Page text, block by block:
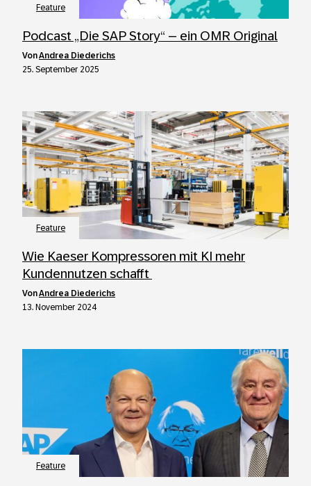
Feature
Podcast „Die SAP Story“ – ein OMR Original
vonAndrea Diederichs
25. September 2025
Feature
Wie Kaeser Kompressoren mit KI mehr
Kundennutzen schafft
vonAndrea Diederichs
13. November 2024
Feature